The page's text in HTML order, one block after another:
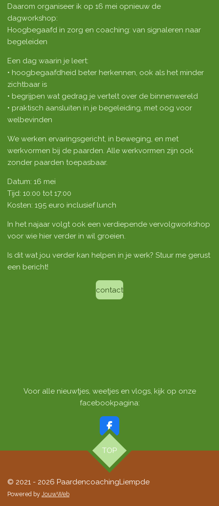
Daarom organiseer ik op 16 mei opnieuw de
dagworkshop:
Hoogbegaafd in zorg en coaching: van signaleren naar
begeleiden
Een dag waarin je leert:
• hoogbegaafdheid beter herkennen, ook als het minder
zichtbaar is
• begrijpen wat gedrag je vertelt over de binnenwereld
• praktisch aansluiten in je begeleiding, met oog voor
welbevinden
We werken ervaringsgericht, in beweging, en met
werkvormen bij de paarden. Alle werkvormen zijn ook
zonder paarden toepasbaar.
Datum: 16 mei
Tijd: 10:00 tot 17:00
Kosten: 195 euro inclusief lunch
In het najaar volgt ook een verdiepende vervolgworkshop
voor wie hier verder in wil groeien.
Is dit wat jou verder kan helpen in je werk? Stuur me gerust
een bericht!
contact
Voor alle nieuwtjes, weetjes en vlogs, kijk op onze
facebookpagina:
F
a
c
b
o
o
TOP
© 2021 - 2026 PaardencoachingLiempde
Powered by JouwWeb